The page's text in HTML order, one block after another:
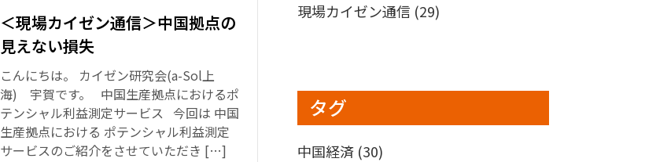
＜現場カイゼン通信＞中国拠点の
見えない損失
こんにちは。 カイゼン研究会(a-Sol上
海) 宇賀です。 中国生産拠点におけるポ
テンシャル利益測定サービス 今回は 中国
生産拠点における ポテンシャル利益測定
サービスのご紹介をさせていただき […]
現場カイゼン通信 (29)
タグ
中国経済 (30)